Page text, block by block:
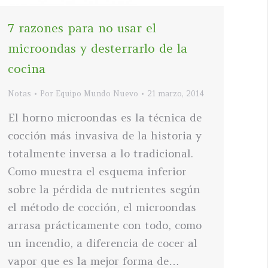
7 razones para no usar el
microondas y desterrarlo de la
cocina
Notas Por Equipo Mundo Nuevo 21 marzo, 2014
El horno microondas es la técnica de
cocción más invasiva de la historia y
totalmente inversa a lo tradicional.
Como muestra el esquema inferior
sobre la pérdida de nutrientes según
el método de cocción, el microondas
arrasa prácticamente con todo, como
un incendio, a diferencia de cocer al
vapor que es la mejor forma de…